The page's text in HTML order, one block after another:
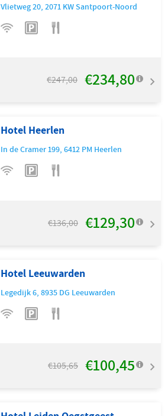
Hotel Leeuwarden
Legedijk 6,8935 DG Leeuwarden
€105,65 €100,45
Hotel Heerlen
In de Cramer 199,6412 PM Heerlen
€136,00 €129,30
Vlietweg 20,2071 KWSantpoort-Noord
€247,00 €234,80